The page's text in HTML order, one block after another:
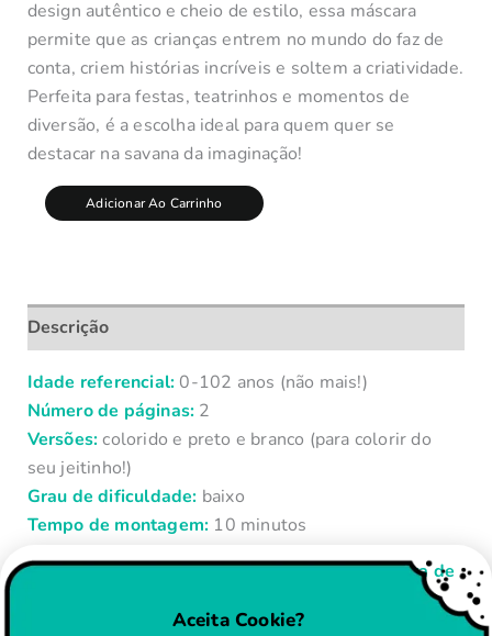
design autêntico e cheio de estilo, essa máscara
permite que as crianças entrem no mundo do faz de
conta, criem histórias incríveis e soltem a criatividade.
Perfeita para festas, teatrinhos e momentos de
diversão, é a escolha ideal para quem quer se
destacar na savana da imaginação!
Adicionar Ao Carrinho
Descrição
Idade referencial: 0-102 anos (não mais!)
Número de páginas: 2
Versões:colorido e preto e branco (para colorir do
seu jeitinho!)
Grau de dificuldade: baixo
Tempo de montagem: 10 minutos
Material necessário para montagem da Máscara de
Aceita Cookie?